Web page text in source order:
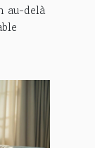
au-delà